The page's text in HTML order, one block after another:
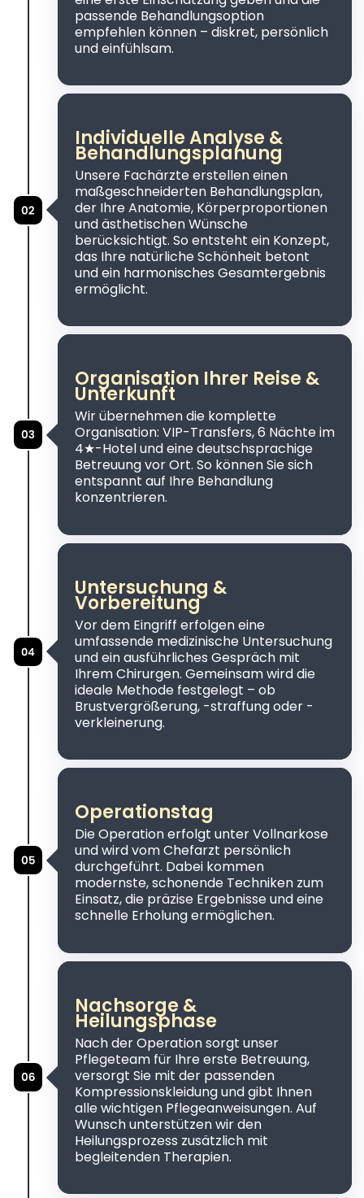
passende Behandlungsoption
empfehlen können – diskret, persönlich
und einfühlsam.
Individuelle Analyse &
Behandlungsplanung
Unsere Fachärzte erstellen einen
maßgeschneiderten Behandlungsplan,
der Ihre Anatomie, Körperproportionen
und ästhetischen Wünsche
berücksichtigt. So entsteht ein Konzept,
das Ihre natürliche Schönheit betont
und ein harmonisches Gesamtergebnis
ermöglicht.
Organisation Ihrer Reise &
Unterkunft
Wir übernehmen die komplette
Organisation: VIP-Transfers, 6 Nächte im
4★-Hotel und eine deutschsprachige
Betreuung vor Ort. So können Sie sich
entspannt auf Ihre Behandlung
konzentrieren.
Untersuchung &
Vorbereitung
Vor dem Eingriff erfolgen eine
umfassende medizinische Untersuchung
und ein ausführliches Gespräch mit
Ihrem Chirurgen. Gemeinsam wird die
ideale Methode festgelegt – ob
Brustvergrößerung, -straffung oder -
verkleinerung.
Operationstag
Die Operation erfolgt unter Vollnarkose
und wird vom Chefarzt persönlich
durchgeführt. Dabei kommen
modernste, schonende Techniken zum
Einsatz, die präzise Ergebnisse und eine
schnelle Erholung ermöglichen.
Nachsorge &
Heilungsphase
Nach der Operation sorgt unser
Pflegeteam für Ihre erste Betreuung,
versorgt Sie mit der passenden
Kompressionskleidung und gibt Ihnen
alle wichtigen Pflegeanweisungen. Auf
Wunsch unterstützen wir den
Heilungsprozess zusätzlich mit
begleitenden Therapien.